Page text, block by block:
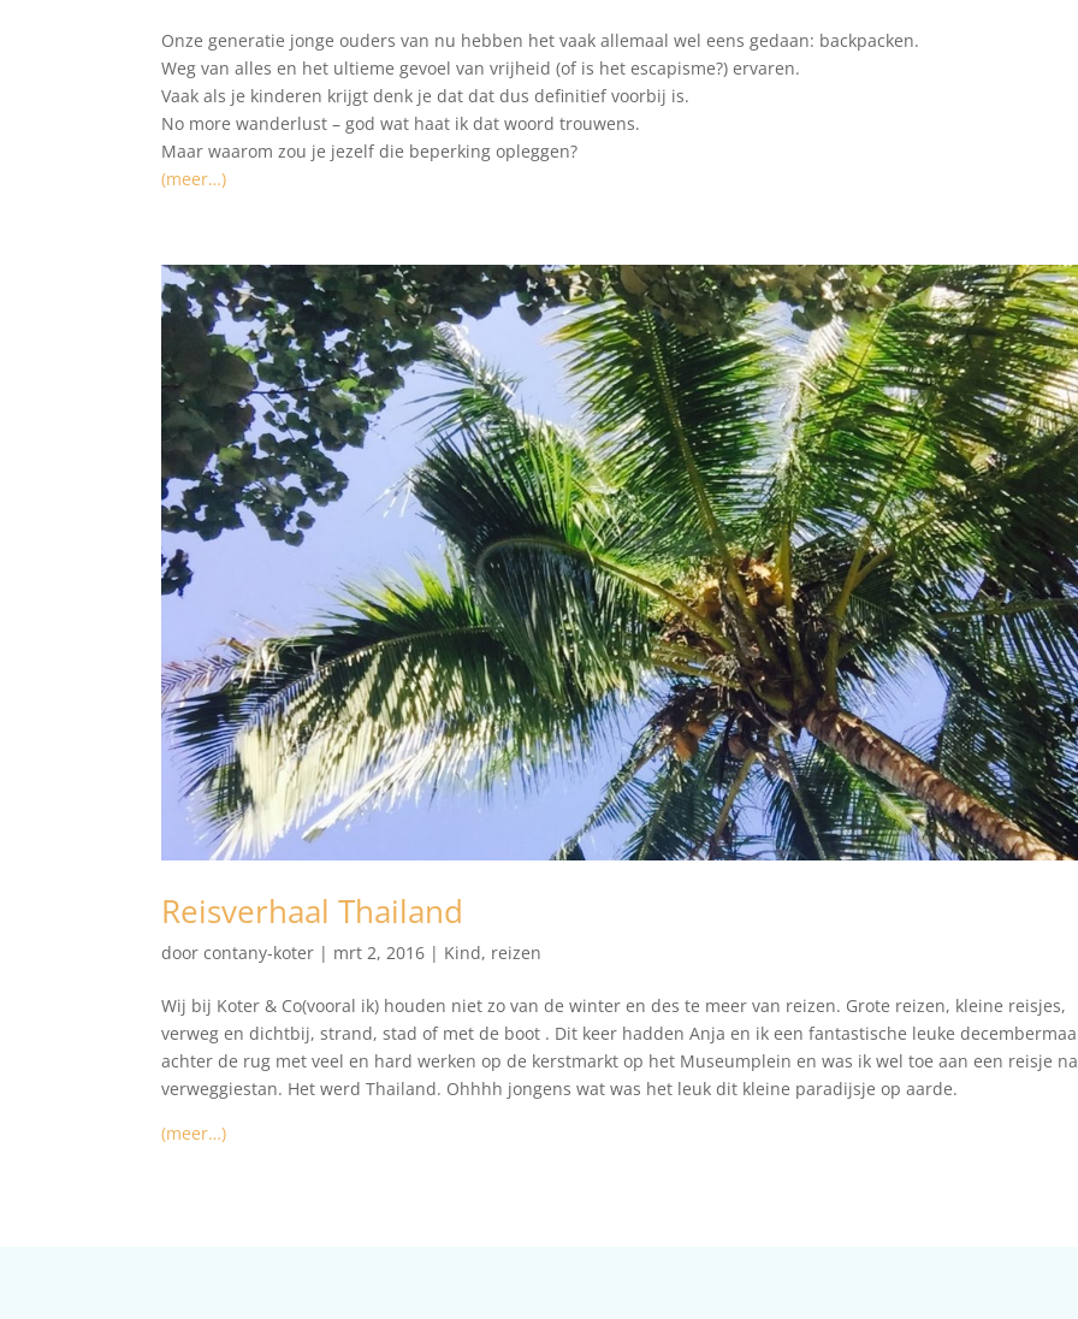
Onze generatie jonge ouders van nu hebben het vaak allemaal wel eens gedaan: backpacken.
Weg van alles en het ultieme gevoel van vrijheid (of is het escapisme?) ervaren.
Vaak als je kinderen krijgt denk je dat dat dus definitief voorbij is.
No more wanderlust – god wat haat ik dat woord trouwens.
Maar waarom zou je jezelf die beperking opleggen?
(meer…)
Reisverhaal Thailand
doorcontany-koter | mrt 2, 2016 | Kind, reizen
Wij bij Koter & Co(vooral ik) houden niet zo van de winter en des te meer van reizen. Grote reizen, kleine reisjes,
verweg en dichtbij, strand, stad of met de boot . Dit keer hadden Anja en ik een fantastische leuke
achter de rug met veel en hard werken op de kerstmarkt op het Museumplein en was ik wel toe aan een reisje
verweggiestan. Het werd Thailand. Ohhhh jongens wat was het leuk dit kleine paradijsje op aarde.
(meer…)